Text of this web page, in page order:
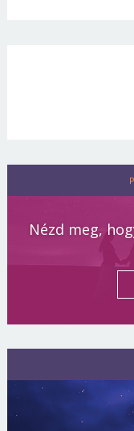
Nézd meg,